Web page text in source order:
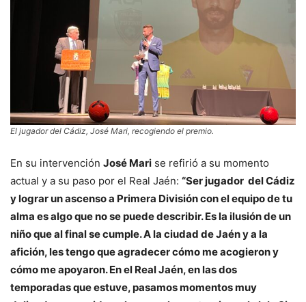
El jugador del Cádiz, José Mari, recogiendo el premio.
En su intervención José Mari se refirió a su momento
actual y a su paso por el Real Jaén: “Ser jugador del Cádiz
y lograr un ascenso a Primera División con el equipo de tu
alma es algo que no se puede describir. Es la ilusión de un
niño que al final se cumple. A la ciudad de Jaén y a la
afición, les tengo que agradecer cómo me acogieron y
cómo me apoyaron. En el Real Jaén, en las dos
temporadas que estuve, pasamos momentos muy